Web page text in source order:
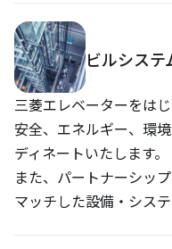
ビルシステ
三菱エレベーターをは
安全、エネルギー、環
ディネートいたします。
また、パートナーシッ
マッチした設備・システ